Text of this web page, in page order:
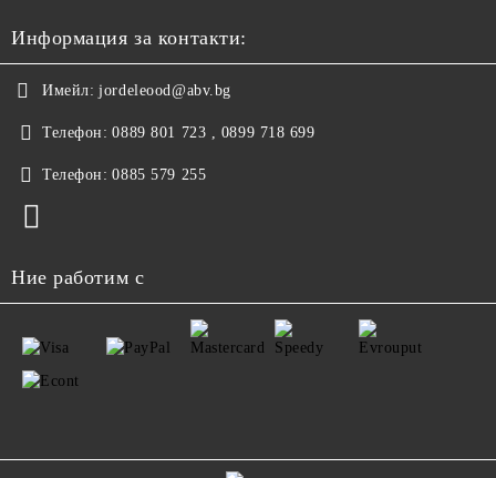
Информация за контакти:
Имейл: jordeleood@abv.bg
Телефон: 0889 801 723 , 0899 718 699
Телефон: 0885 579 255
Ние работим с